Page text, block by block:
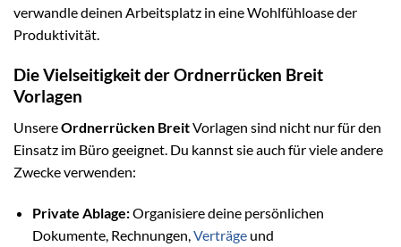
verwandle deinen Arbeitsplatz in eine Wohlfühloase der
Produktivität.
Die Vielseitigkeit der Ordnerrücken Breit
Vorlagen
UnsereOrdnerrücken BreitVorlagen sind nicht nur für den
Einsatz im Büro geeignet. Du kannst sie auch für viele andere
Zwecke verwenden:
Private Ablage:Organisiere deine persönlichen
Dokumente, Rechnungen, Verträgeund